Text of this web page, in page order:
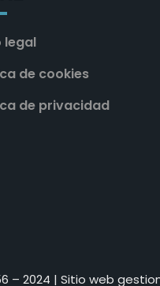
legal
de cookies
de privacidad
– 2024 | Sitio web